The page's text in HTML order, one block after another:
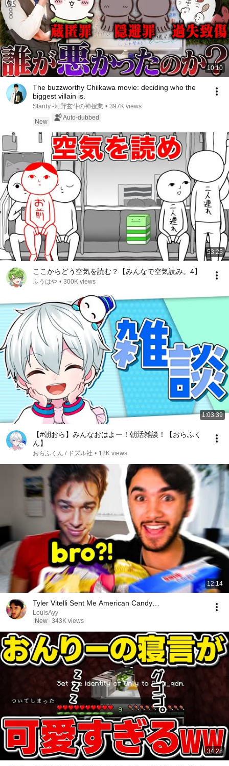
10:10
The buzzworthy Chiikawa movie: deciding who the
biggest villain is.
Stardy -河野玄斗の神授業 • 397K views
New
Auto-dubbed
53:25
ここからどう空気を読む？【みんなで空気読み。4】
ふうはや • 300K views
1:03:39
【#朝おら】みんなおはよー！朝活雑談！【おらふく
ん】
おらふくん / ドズル社 • 12K views
12:14
Tyler Vitelli Sent Me American Candy…
LouisAyy
New 343K views
34:28